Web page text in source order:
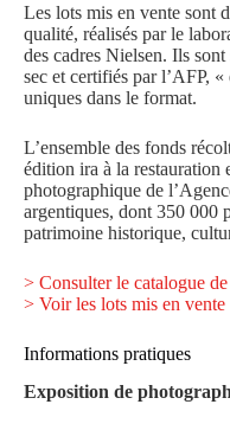
Les lots mis en vente sont
qualité, réalisés par le
des cadres Nielsen. Ils
sec et certifiés par l’AFP,
uniques dans le format.
L’ensemble des fonds
édition ira à la restauration
photographique de
argentiques, dont 350 000
patrimoine historique,
> Consulter le catalogue
> Voir les lots mis en vente
Informations pratiques
Exposition de